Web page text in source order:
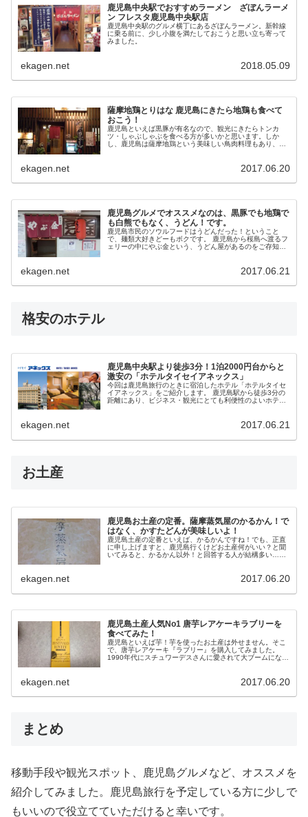
鹿児島中央駅でおすすめラーメン ざぼんラーメ
ン フレスタ鹿児島中央駅店
鹿児島中央駅のグルメ横丁にあるざぼんラーメン。新幹線
に乗る前に、少し小腹を満たしておこうと思い立ち寄って
みました。
ekagen.net 2018.05.09
薩摩地鶏とりはな 鹿児島にきたら地鶏も食べて
おこう！
鹿児島といえば黒豚が有名なので、観光にきたらトンカ
ツ・しゃぶしゃぶを食べる方が多いかと思います。しか
し、鹿児島は薩摩地鶏という美味しい鳥肉料理もあり、せ
ekagen.net 2017.06.20
鹿児島グルメでオススメなのは、黒豚でも地鶏で
も白熊でもなく、うどん！です。
鹿児島市民のソウルフードはうどんだった！ということ
で、麺類大好きどーもボクです。 鹿児島から桜島へ渡るフ
ェリーの中にやぶ金という、うどん屋があるのをご存知で
ekagen.net 2017.06.21
格安のホテル
鹿児島中央駅より徒歩3分！1泊2000円台からと
激安の「ホテルタイセイアネックス」
今回は鹿児島旅行のときに宿泊したホテル「ホテルタイセ
イアネックス」をご紹介します。 鹿児島駅から徒歩3分の
距離にあり、ビジネス・観光にとても利便性のよいホテル
ekagen.net 2017.06.21
お土産
鹿児島お土産の定番。薩摩蒸気屋のかるかん！で
はなく、かすたどんが美味しいよ！
鹿児島土産の定番といえば、かるかんですね！でも、正直
に申し上げますと、鹿児島行くけどお土産何がいい？と聞
いてみると、かるかん以外！と回答する人が結構多い…。
ekagen.net 2017.06.20
鹿児島土産人気No1 唐芋レアケーキラブリーを
食べてみた！
鹿児島といえば芋！芋を使ったお土産は外せません。そこ
で、唐芋レアケーキ『ラブリー』を購入してみました。
1990年代にスチュワーデスさんに愛されて大ブームになっ
ekagen.net 2017.06.20
まとめ
移動手段や観光スポット、鹿児島グルメなど、オススメを
紹介してみました。鹿児島旅行を予定している方に少しで
もいいので役立てていただけると幸いです。